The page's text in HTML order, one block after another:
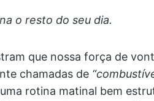
o resto do seu dia.
que nossa força de
chamadas de
rotina matinal bem